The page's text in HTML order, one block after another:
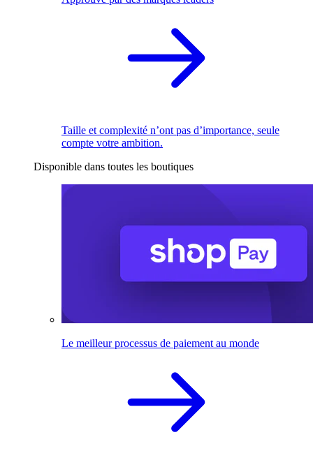
Taille et complexité n’ont pas d’importance, seule
compte votre ambition.
Disponible dans toutes les boutiques
Le meilleur processus de paiement au monde